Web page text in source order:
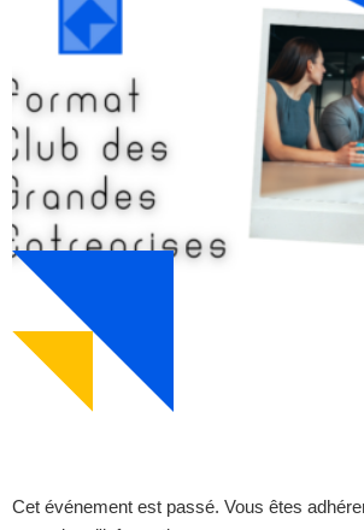
Cet événement est passé. Vous êtes